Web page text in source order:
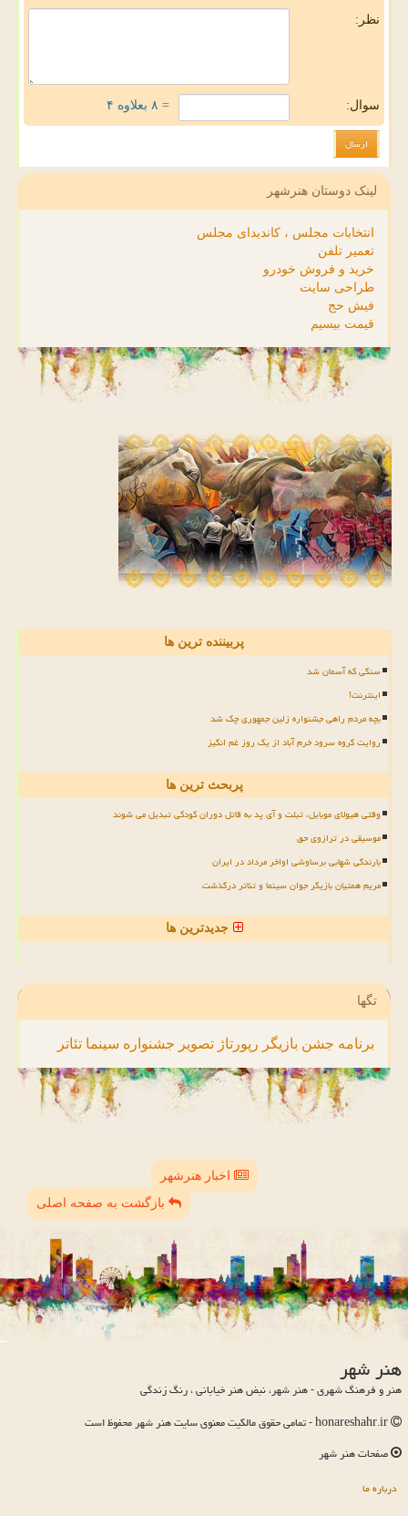
نظر:
سوال: = ۸ بعلاوه ۴
لینک دوستان هنرشهر
انتخابات مجلس ، کاندیدای مجلس
تعمیر تلفن
خرید و فروش خودرو
طراحی سایت
فیش حج
قیمت بیسیم
پربیننده ترین ها
سنگی که آسمان شد
اینترنت!
بچه مردم راهی جشنواره زلین جمهوری چک شد
روایت گروه سرود خرم آباد از یک روز غم انگیز
پربحث ترین ها
وقتی هیولای موبایل، تبلت و آی پد به قاتل دوران کودکی تبدیل می شوند
موسیقی در ترازوی حق
بارندگی شهابی برساوشی اواخر مرداد در ایران
مریم همتیان بازیگر جوان سینما و تئاتر درگذشت
جدیدترین ها
تگها
برنامه جشن بازیگر رپورتاژ تصویر جشنواره سینما تئاتر
اخبار هنرشهر
بازگشت به صفحه اصلی
هنر شهر
هنر و فرهنگ شهری - هنر شهر، نبض هنر خیابانی ، رنگ زندگی
صفحات هنر شهر
درباره ما